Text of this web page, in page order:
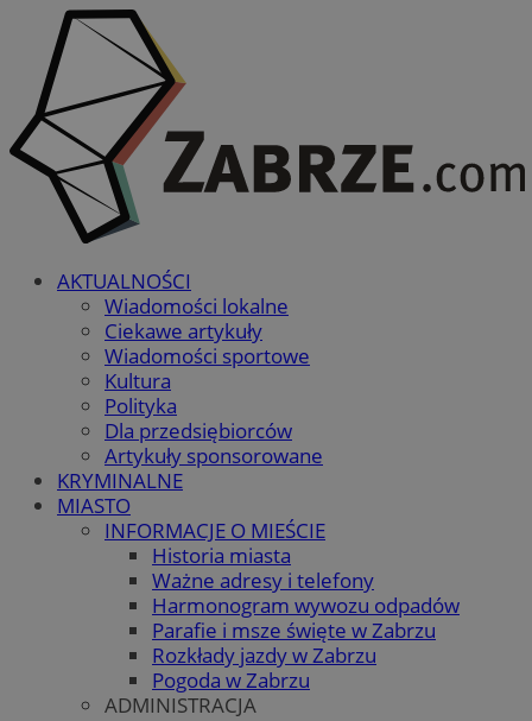
AKTUALNOŚCI
Wiadomości lokalne
Ciekawe artykuły
Wiadomości sportowe
Kultura
Polityka
Dla przedsiębiorców
Artykuły sponsorowane
KRYMINALNE
MIASTO
INFORMACJE O MIEŚCIE
Historia miasta
Ważne adresy i telefony
Harmonogram wywozu odpadów
Parafie i msze święte w Zabrzu
Rozkłady jazdy w Zabrzu
Pogoda w Zabrzu
ADMINISTRACJA